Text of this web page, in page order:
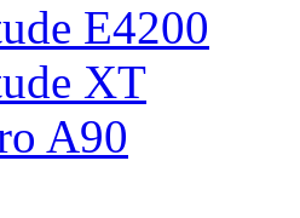
E4200
XT
A90